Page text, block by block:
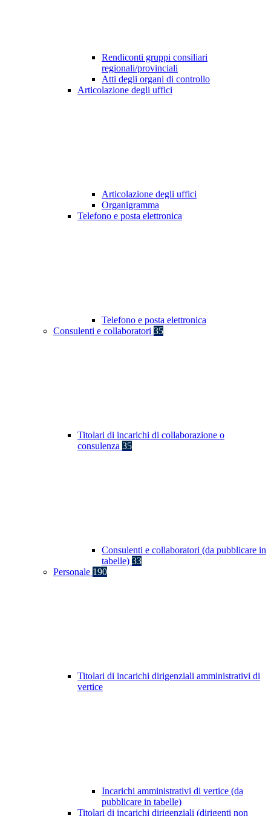
Rendiconti gruppi consiliari
regionali/provinciali
Atti degli organi di controllo
Articolazione degli uffici
Articolazione degli uffici
Organigramma
Telefono e posta elettronica
Telefono e posta elettronica
Consulenti e collaboratori 35
Titolari di incarichi di collaborazione o
consulenza 35
Consulenti e collaboratori (da pubblicare in
tabelle) 33
Personale 190
Titolari di incarichi dirigenziali amministrativi di
vertice
Incarichi amministrativi di vertice (da
pubblicare in tabelle)
Titolari di incarichi dirigenziali (dirigenti non